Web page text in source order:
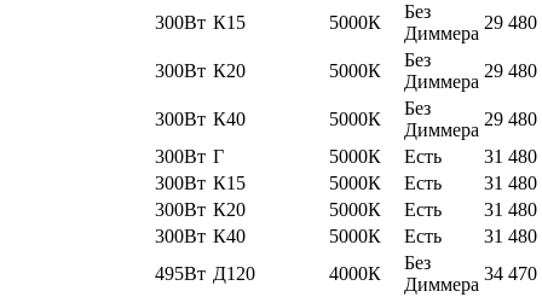
300Вт К15 5000К
Без
Диммера
29 480
300Вт К20 5000К
Без
Диммера
29 480
300Вт К40 5000К
Без
Диммера
29 480
300Вт Г 5000К Есть
31 480
300Вт К15 5000К Есть
31 480
300Вт К20 5000К Есть
31 480
300Вт К40 5000К Есть
31 480
495Вт Д120 4000К
Без
Диммера
34 470